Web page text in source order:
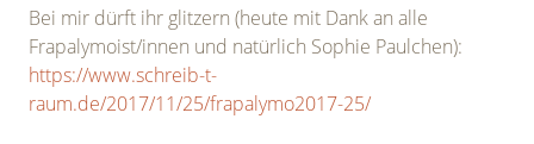
Bei mir dürft ihr glitzern (heute mit Dank an alle
Frapalymoist/innen und natürlich Sophie Paulchen):
https://www.schreib-t-
raum.de/2017/11/25/frapalymo2017-25/